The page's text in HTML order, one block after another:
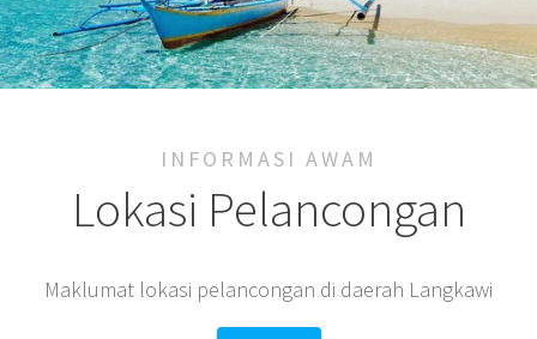
INFORMASI AWAM
Lokasi Pelancongan
Maklumat lokasi pelancongan di daerah Langkawi